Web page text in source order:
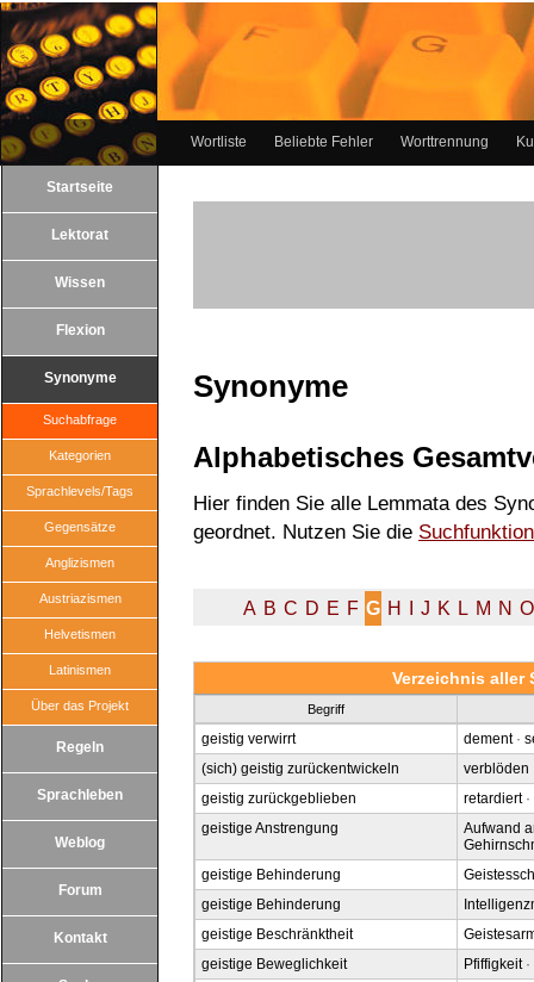
Wortliste Beliebte Fehler Worttrennung
Startseite
Lektorat
Wissen
Flexion
Synonyme
Suchabfrage
Kategorien
Sprachlevels/Tags
Gegensätze
Anglizismen
Austriazismen
Helvetismen
Latinismen
Über das Projekt
Regeln
Sprachleben
Weblog
Forum
Kontakt
Synonyme
Alphabetisches
Hier finden Sie alle Lemmata des
geordnet. Nutzen Sie die Suchfunktion
A B C D E F G H J K L M N O
Verzeichnis aller
Begriff
geistig verwirrt dement·
(sich) geistig zurückentwickeln
verblöden
geistig zurückgeblieben
retardiert·
geistige Anstrengung
Aufwand
geistige Behinderung
geistige Behinderung
geistige Beschränktheit
geistige Beweglichkeit
Pfiffigkeit·